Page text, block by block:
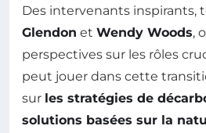
Des intervenants inspirants,
Glendon et Wendy Woods,
perspectives sur les rôles
peut jouer dans cette
sur les stratégies de
solutions basées sur la